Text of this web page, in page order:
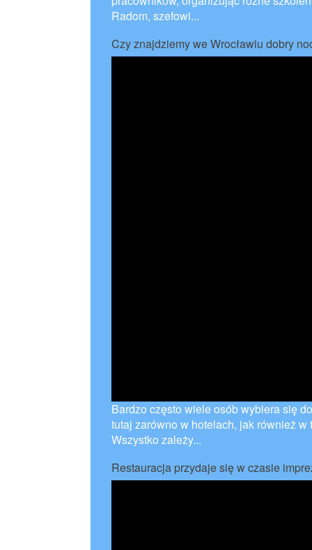
Radom, szefowi...
Czy znajdziemy we Wrocławiu dobry
Bardzo często wiele osób wybiera się
tutaj zarówno w hotelach, jak również
Wszystko zależy...
Restauracja przydaje się w czasie